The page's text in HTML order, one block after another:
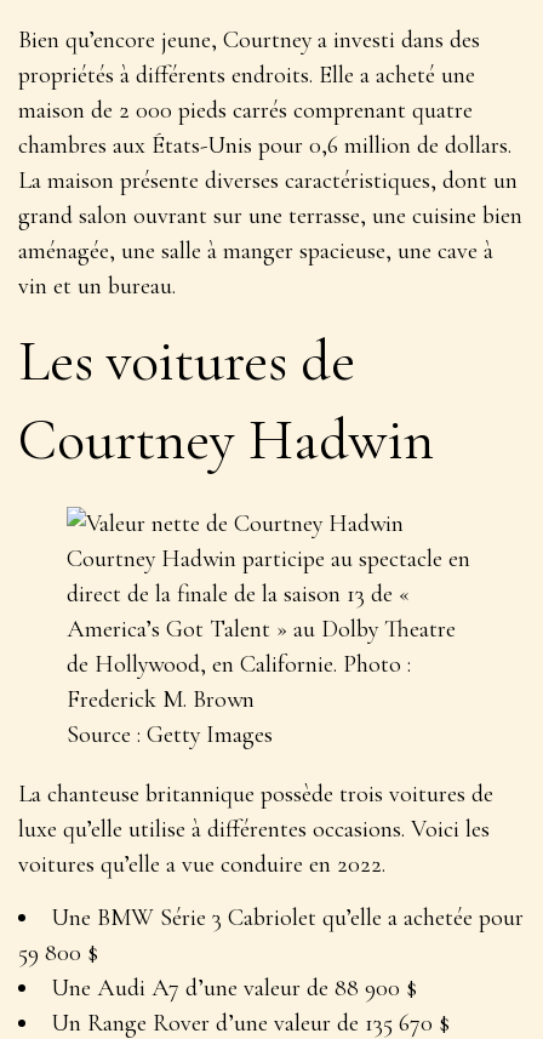
Bien qu’encore jeune, Courtney a investi dans des
propriétés à différents endroits. Elle a acheté une
maison de 2 000 pieds carrés comprenant quatre
chambres aux États-Unis pour 0,6 million de dollars.
La maison présente diverses caractéristiques, dont un
grand salon ouvrant sur une terrasse, une cuisine bien
aménagée, une salle à manger spacieuse, une cave à
vin et un bureau.
Les voitures de
Courtney Hadwin
Courtney Hadwin participe au spectacle en
direct de la finale de la saison 13 de «
America’s Got Talent » au Dolby Theatre
de Hollywood, en Californie. Photo :
Frederick M. Brown
Source : Getty Images
La chanteuse britannique possède trois voitures de
luxe qu’elle utilise à différentes occasions. Voici les
voitures qu’elle a vue conduire en 2022.
Une BMW Série 3 Cabriolet qu’elle a achetée pour
59 800 $
Une Audi A7 d’une valeur de 88 900 $
Un Range Rover d’une valeur de 135 670 $